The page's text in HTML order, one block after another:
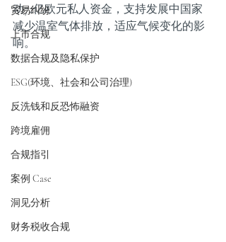
贸易纠纷
上市合规
数据合规及隐私保护
ESG(环境、社会和公司治理)
反洗钱和反恐怖融资
跨境雇佣
合规指引
案例 Case
洞见分析
财务税收合规
动72亿欧元私人资金，支持发展中国家
减少温室气体排放，适应气候变化的影
响。